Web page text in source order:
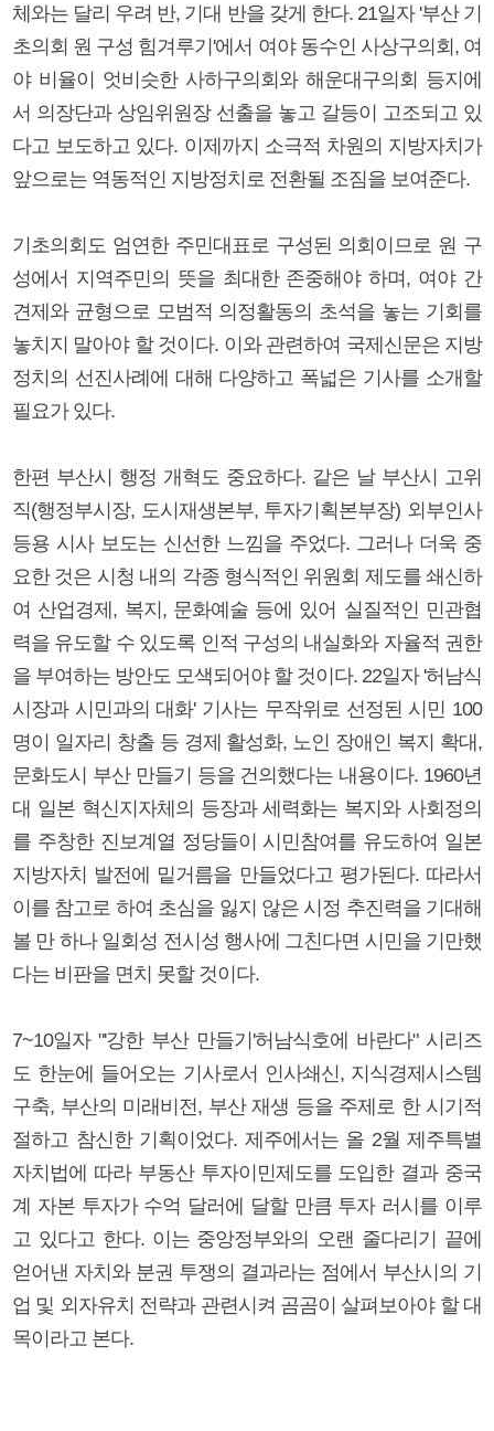
체와는 달리 우려 반, 기대 반을 갖게 한다. 21일자 '부산 기
초의회 원 구성 힘겨루기'에서 여야 동수인 사상구의회, 여
야 비율이 엇비슷한 사하구의회와 해운대구의회 등지에
서 의장단과 상임위원장 선출을 놓고 갈등이 고조되고 있
다고 보도하고 있다. 이제까지 소극적 차원의 지방자치가
앞으로는 역동적인 지방정치로 전환될 조짐을 보여준다.
기초의회도 엄연한 주민대표로 구성된 의회이므로 원 구
성에서 지역주민의 뜻을 최대한 존중해야 하며, 여야 간
견제와 균형으로 모범적 의정활동의 초석을 놓는 기회를
놓치지 말아야 할 것이다. 이와 관련하여 국제신문은 지방
정치의 선진사례에 대해 다양하고 폭넓은 기사를 소개할
필요가 있다.
한편 부산시 행정 개혁도 중요하다. 같은 날 부산시 고위
직(행정부시장, 도시재생본부, 투자기획본부장) 외부인사
등용 시사 보도는 신선한 느낌을 주었다. 그러나 더욱 중
요한 것은 시청 내의 각종 형식적인 위원회 제도를 쇄신하
여 산업경제, 복지, 문화예술 등에 있어 실질적인 민관협
력을 유도할 수 있도록 인적 구성의 내실화와 자율적 권한
을 부여하는 방안도 모색되어야 할 것이다. 22일자 '허남식
시장과 시민과의 대화' 기사는 무작위로 선정된 시민 100
명이 일자리 창출 등 경제 활성화, 노인 장애인 복지 확대,
문화도시 부산 만들기 등을 건의했다는 내용이다. 1960년
대 일본 혁신지자체의 등장과 세력화는 복지와 사회정의
를 주창한 진보계열 정당들이 시민참여를 유도하여 일본
지방자치 발전에 밑거름을 만들었다고 평가된다. 따라서
이를 참고로 하여 초심을 잃지 않은 시정 추진력을 기대해
볼 만 하나 일회성 전시성 행사에 그친다면 시민을 기만했
다는 비판을 면치 못할 것이다.
7~10일자 "'강한 부산 만들기'허남식호에 바란다" 시리즈
도 한눈에 들어오는 기사로서 인사쇄신, 지식경제시스템
구축, 부산의 미래비전, 부산 재생 등을 주제로 한 시기적
절하고 참신한 기획이었다. 제주에서는 올 2월 제주특별
자치법에 따라 부동산 투자이민제도를 도입한 결과 중국
계 자본 투자가 수억 달러에 달할 만큼 투자 러시를 이루
고 있다고 한다. 이는 중앙정부와의 오랜 줄다리기 끝에
얻어낸 자치와 분권 투쟁의 결과라는 점에서 부산시의 기
업 및 외자유치 전략과 관련시켜 곰곰이 살펴보아야 할 대
목이라고 본다.